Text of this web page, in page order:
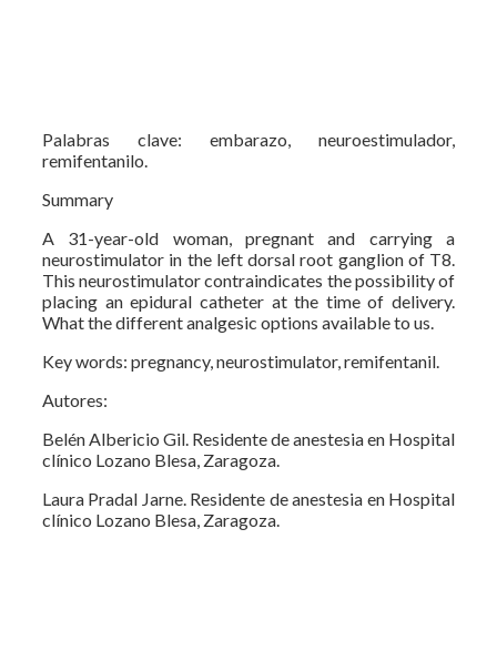
Palabras clave: embarazo, neuroestimulador,
remifentanilo.
Summary
A 31-year-old woman, pregnant and carrying a
neurostimulator in the left dorsal root ganglion of T8.
This neurostimulator contraindicates the possibility of
placing an epidural catheter at the time of delivery.
What the different analgesic options available to us.
Key words: pregnancy, neurostimulator, remifentanil.
Autores:
Belén Albericio Gil. Residente de anestesia en Hospital
clínico Lozano Blesa, Zaragoza.
Laura Pradal Jarne. Residente de anestesia en Hospital
clínico Lozano Blesa, Zaragoza.